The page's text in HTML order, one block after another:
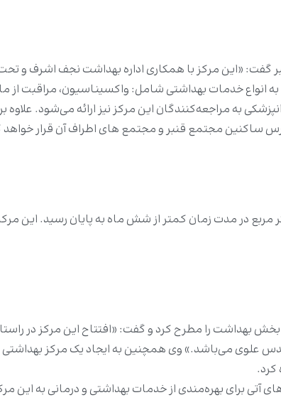
خبر گفت: «این مرکز با همکاری اداره بهداشت نجف اشرف و
انواع خدمات بهداشتی شامل: واکسیناسیون، مراقبت از
به مراجعه‌کنندگان این مرکز نیز ارائه می‌شود. علاوه
ساکنین مجتمع قنبر و مجتمع های اطراف آن قرار
مصطفی الموسوی، مدیر پروژه، در این باره گفت: «پروژه مرکز بهداشتی به مساحت ۶۴۵ متر مربع در مدت زمان کمتر از شش
بهداشت را مطرح کرد و گفت: «افتتاح این مرکز در
علوی می‌باشد.» وی همچنین به ایجاد یک مرکز بهداشتی
کرد.
آتی برای بهره‌مندی از خدمات بهداشتی و درمانی به این